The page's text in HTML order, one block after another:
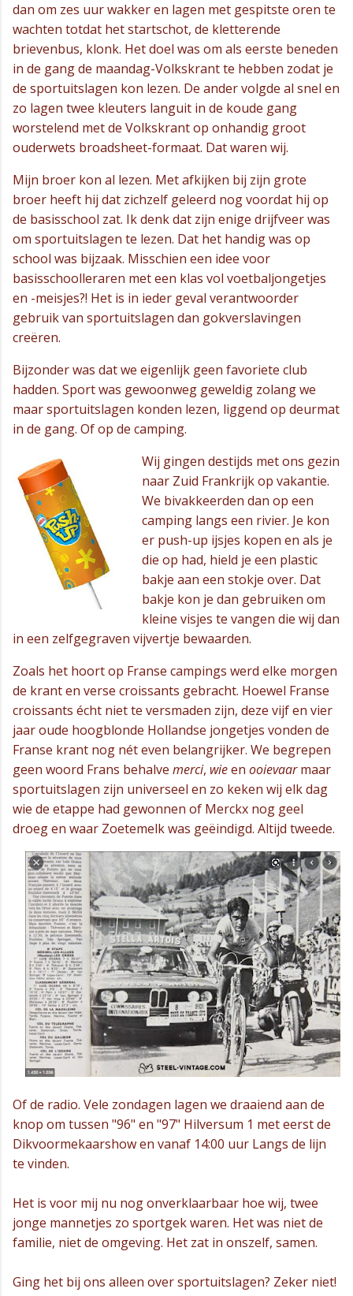
dan om zes uur wakker en lagen met gespitste oren te
wachten totdat het startschot, de kletterende
brievenbus, klonk. Het doel was om als eerste beneden
in de gang de maandag-Volkskrant te hebben zodat je
de sportuitslagen kon lezen. De ander volgde al snel en
zo lagen twee kleuters languit in de koude gang
worstelend met de Volkskrant op onhandig groot
ouderwets broadsheet-formaat. Dat waren wij.
Mijn broer kon al lezen. Met afkijken bij zijn grote
broer heeft hij dat zichzelf geleerd nog voordat hij op
de basisschool zat. Ik denk dat zijn enige drijfveer was
om sportuitslagen te lezen. Dat het handig was op
school was bijzaak. Misschien een idee voor
basisschoolleraren met een klas vol voetbaljongetjes
en -meisjes?! Het is in ieder geval verantwoorder
gebruik van sportuitslagen dan gokverslavingen
creëren.
Bijzonder was dat we eigenlijk geen favoriete club
hadden. Sport was gewoonweg geweldig zolang we
maar sportuitslagen konden lezen, liggend op deurmat
in de gang. Of op de camping.
Wij gingen destijds met ons gezin
naar Zuid Frankrijk op vakantie.
We bivakkeerden dan op een
camping langs een rivier. Je kon
er push-up ijsjes kopen en als je
die op had, hield je een plastic
bakje aan een stokje over. Dat
bakje kon je dan gebruiken om
kleine visjes te vangen die wij dan
in een zelfgegraven vijvertje bewaarden.
Zoals het hoort op Franse campings werd elke morgen
de krant en verse croissants gebracht. Hoewel Franse
croissants écht niet te versmaden zijn, deze vijf en vier
jaar oude hoogblonde Hollandse jongetjes vonden de
Franse krant nog nét even belangrijker. We begrepen
geen woord Frans behalve merci, wieen ooievaarmaar
sportuitslagen zijn universeel en zo keken wij elk dag
wie de etappe had gewonnen of Merckx nog geel
droeg en waar Zoetemelk was geëindigd. Altijd tweede.
Of de radio. Vele zondagen lagen we draaiend aan de
knop om tussen "96" en "97" Hilversum 1 met eerst de
Dikvoormekaarshow en vanaf 14:00 uur Langs de lijn
te vinden.
Het is voor mij nu nog onverklaarbaar hoe wij, twee
jonge mannetjes zo sportgek waren. Het was niet de
familie, niet de omgeving. Het zat in onszelf, samen.
Ging het bij ons alleen over sportuitslagen? Zeker niet!